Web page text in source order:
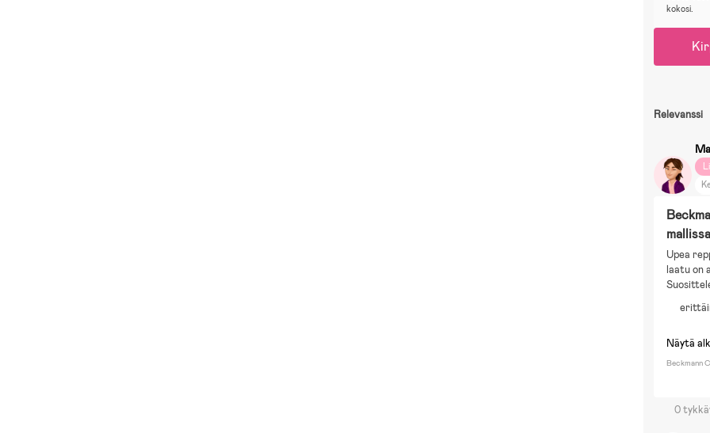
kokosi.
Relevanssi
mallissa
Upea
laatu on
Näytä
Beckmann
0